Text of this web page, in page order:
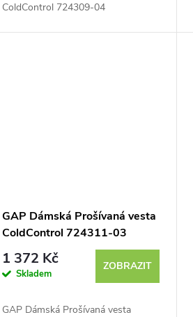
ColdControl 724309-04
GAP Dámská Prošívaná vesta
ColdControl 724311-03
1 372 Kč
Skladem
ZOBRAZIT
GAP Dámská Prošívaná vesta